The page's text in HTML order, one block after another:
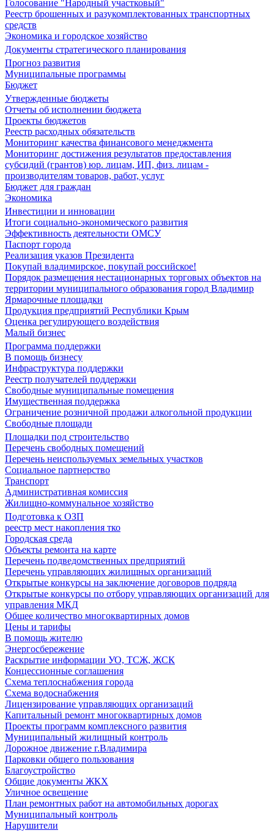
Голосование "Народный участковый"
Реестр брошенных и разукомплектованных транспортных
средств
Экономика и городское хозяйство
Документы стратегического планирования
Прогноз развития
Муниципальные программы
Бюджет
Утвержденные бюджеты
Отчеты об исполнении бюджета
Проекты бюджетов
Реестр расходных обязательств
Мониторинг качества финансового менеджмента
Мониторинг достижения результатов предоставления
субсидий (грантов) юр. лицам, ИП, физ. лицам -
производителям товаров, работ, услуг
Бюджет для граждан
Экономика
Инвестиции и инновации
Итоги социально-экономического развития
Эффективность деятельности ОМСУ
Паспорт города
Реализация указов Президента
Покупай владимирское, покупай российское!
Порядок размещения нестационарных торговых объектов на
территории муниципального образования город Владимир
Ярмарочные площадки
Продукция предприятий Республики Крым
Оценка регулирующего воздействия
Малый бизнес
Программа поддержки
В помощь бизнесу
Инфраструктура поддержки
Реестр получателей поддержки
Свободные муниципальные помещения
Имущественная поддержка
Ограничение розничной продажи алкогольной продукции
Свободные площади
Площадки под строительство
Перечень свободных помещений
Перечень неиспользуемых земельных участков
Социальное партнерство
Транспорт
Административная комиссия
Жилищно-коммунальное хозяйство
Подготовка к ОЗП
реестр мест накопления тко
Городская среда
Объекты ремонта на карте
Перечень подведомственных предприятий
Перечень управляющих жилищных организаций
Открытые конкурсы на заключение договоров подряда
Открытые конкурсы по отбору управляющих организаций для
управления МКД
Общее количество многоквартирных домов
Цены и тарифы
В помощь жителю
Энергосбережение
Раскрытие информации УО, ТСЖ, ЖСК
Концессионные соглашения
Схема теплоснабжения города
Схема водоснабжения
Лицензирование управляющих организаций
Капитальный ремонт многоквартирных домов
Проекты программ комплексного развития
Муниципальный жилищный контроль
Дорожное движение г.Владимира
Парковки общего пользования
Благоустройство
Общие документы ЖКХ
Уличное освещение
План ремонтных работ на автомобильных дорогах
Муниципальный контроль
Нарушители